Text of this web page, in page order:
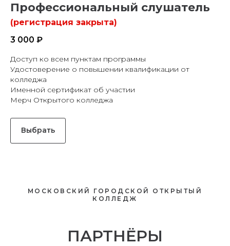
Профессиональный слушатель
(регистрация закрыта)
3 000 ₽
Доступ ко всем пунктам программы
Удостоверение о повышении квалификации от
колледжа
Именной сертификат об участии
Мерч Открытого колледжа
Выбрать
МОСКОВСКИЙ ГОРОДСКОЙ ОТКРЫТЫЙ
КОЛЛЕДЖ
ПАРТНЁРЫ